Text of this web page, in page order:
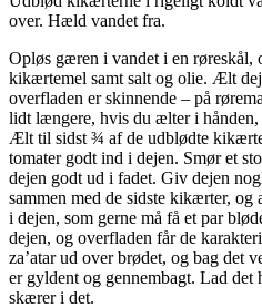
over. Hæld vandet fra.
Opløs gæren i vandet i en røreskål,
kikærtemel samt salt og olie. Ælt
overfladen er skinnende – på
lidt længere, hvis du ælter i
Ælt til sidst ¾ af de udblødte
tomater godt ind i dejen. Smør et
dejen godt ud i fadet. Giv dejen
sammen med de sidste kikærter,
i dejen, som gerne må få et par
dejen, og overfladen får de
za’atar ud over brødet, og bag det
er gyldent og gennembagt. Lad
skærer i det.